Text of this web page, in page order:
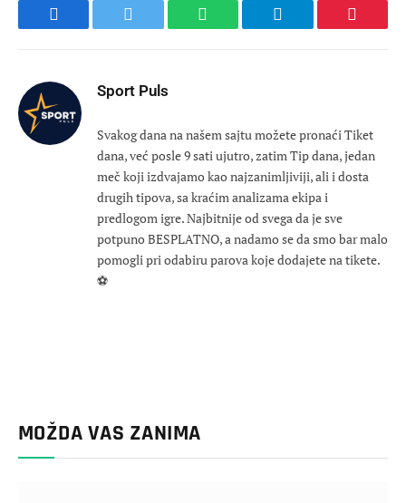
Facebook Twitter WhatsApp Telegram
Sport Puls
Svakog dana na našem sajtu možete pronaći Tiket
dana, već posle 9 sati ujutro, zatim Tip dana, jedan
meč koji izdvajamo kao najzanimljiviji, ali i dosta
drugih tipova, sa kraćim analizama ekipa i
predlogom igre. Najbitnije od svega da je sve
potpuno BESPLATNO, a nadamo se da smo bar malo
pomogli pri odabiru parova koje dodajete na tikete.
⚽
MOŽDA VAS ZANIMA